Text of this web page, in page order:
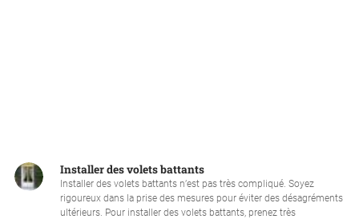
Installer des volets battants
Installer des volets battants n’est pas très compliqué. Soyez
rigoureux dans la prise des mesures pour éviter des désagréments
ultérieurs. Pour installer des volets battants, prenez très